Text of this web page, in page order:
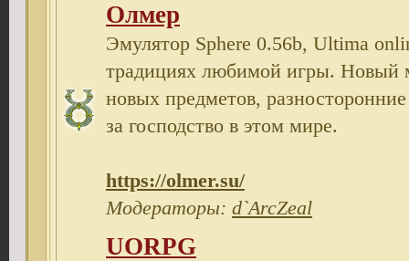
Олмер
Эмулятор Sphere 0.56b, Ultima
традициях любимой игры. Новый
новых предметов,
за господство в этом мире.
https://olmer.su/
Модераторы: d`ArcZeal
UORPG